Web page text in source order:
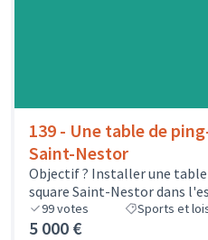
139 - Une table de
Saint-Nestor
Objectif ? Installer une
square Saint-Nestor dans
99votes Sports et
5 000 €